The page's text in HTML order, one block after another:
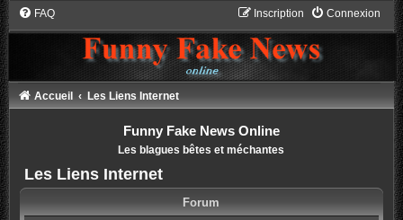
FAQ Connexion
Inscription
Accueil Les Liens Internet
Funny Fake News Online
Les blagues bêtes et méchantes
Les Liens Internet
Forum